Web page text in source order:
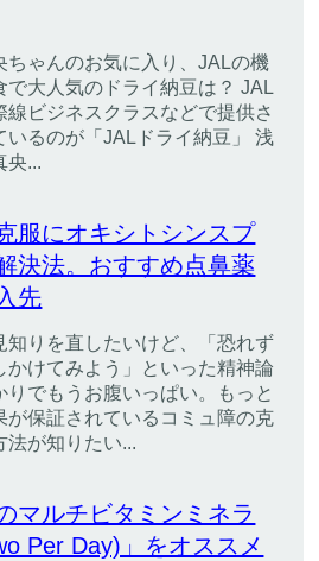
ちゃんのお気に入り、JALの機
で大人気のドライ納豆は？ JAL
線ビジネスクラスなどで提供さ
いるのが「JALドライ納豆」 浅
央...
服にオキシトシンスプ
決法。おすすめ点鼻薬
先
知りを直したいけど、「恐れず
かけてみよう」といった精神論
りでもうお腹いっぱい。もっと
が保証されているコミュ障の克
法が知りたい...
マルチビタミンミネラ
Per Day)」をオススメ